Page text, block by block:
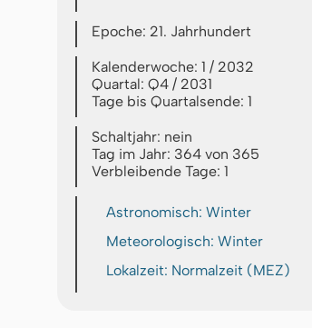
Epoche: 21. Jahrhundert
Kalenderwoche: 1 / 2032
Quartal: Q4 / 2031
Tage bis Quartalsende: 1
Schaltjahr: nein
Tag im Jahr: 364 von 365
Verbleibende Tage: 1
Astronomisch: Winter
Meteorologisch: Winter
Lokalzeit: Normalzeit (MEZ)